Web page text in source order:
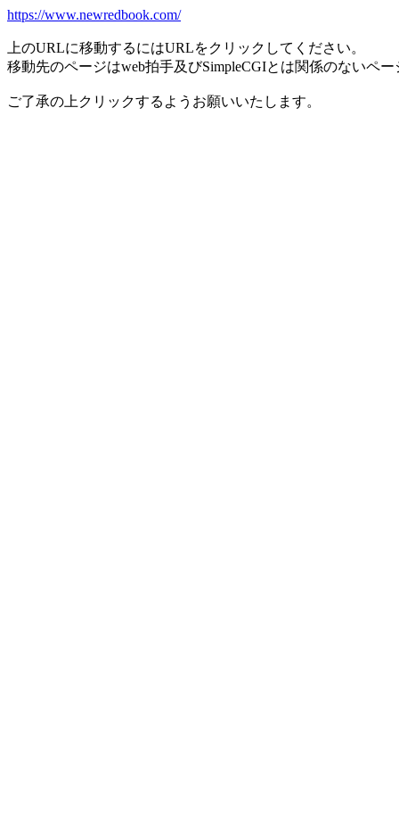
https://www.newredbook.com/
上のURLに移動するにはURLをクリックしてください。
移動先のページはweb拍手及びSimpleCGIとは関係のないペ
ご了承の上クリックするようお願いいたします。